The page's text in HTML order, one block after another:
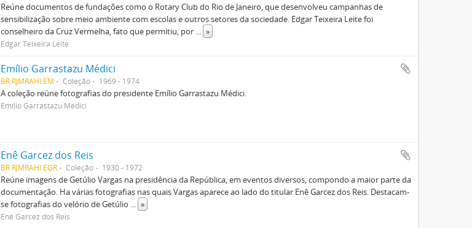
Reúne documentos de fundações como o Rotary Club do Rio de Janeiro, que desenvolveu campanhas de
sensibilização sobre meio ambiente com escolas e outros setores da sociedade. Edgar Teixeira Leite foi
conselheiro da Cruz Vermelha, fato que permitiu, por ... »
Edgar Teixeira Leite
Emílio Garrastazu Médici
BR RJMRAHI EM Coleção 1969 - 1974
A coleção reúne fotografias do presidente Emílio Garrastazu Médici.
Emílio Garrastazu Médici
Enê Garcez dos Reis
BR RJMRAHI EGR Coleção 1930 - 1972
Reúne imagens de Getúlio Vargas na presidência da República, em eventos diversos, compondo a maior parte da
documentação. Ha várias fotografias nas quais Vargas aparece ao lado do titular Enê Garcez dos Reis. Destacam-
se fotografias do velório de Getúlio ... »
Enê Garcez dos Reis